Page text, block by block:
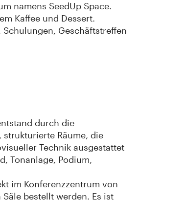
namens SeedUp Space.
Kaffee und Dessert.
Geschäftstreffen
durch die
strukturierte Räume, die
Technik ausgestattet
Tonanlage, Podium,
im Konferenzzentrum von
bestellt werden. Es ist